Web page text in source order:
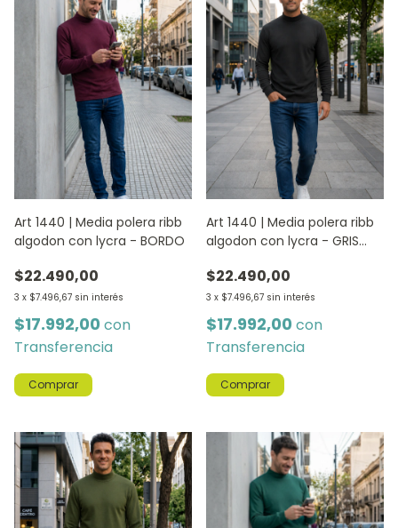
Art 1440 | Media polera ribb
algodon con lycra - BORDO
$22.490,00
3 x $7.496,67 sin interés
$17.992,00 con
Transferencia
Comprar
Art 1440 | Media polera ribb
algodon con lycra - GRIS
$22.490,00
3 x $7.496,67 sin interés
$17.992,00 con
Transferencia
Comprar